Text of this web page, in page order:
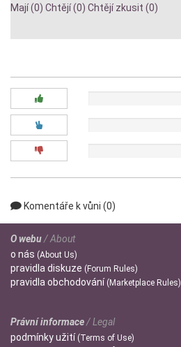
Mají (0) Chtějí (0) Chtějí zkusit (0)
Komentáře k vůni (0)
O webu/ About
o nás (About Us)
pravidla diskuze (Forum Rules)
pravidla obchodování (Marketplace Rules)
Právní informace/ Legal
podmínkyužití (Terms of Use)